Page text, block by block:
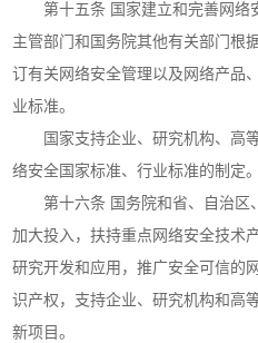
第十五条 国家建立和完善网络
主管部门和国务院其他有关部门根
订有关网络安全管理以及网络产品
业标准。
国家支持企业、研究机构、高等
络安全国家标准、行业标准的制定。
第十六条 国务院和省、自治区
加大投入，扶持重点网络安全技术
研究开发和应用，推广安全可信的
识产权，支持企业、研究机构和高
新项目。